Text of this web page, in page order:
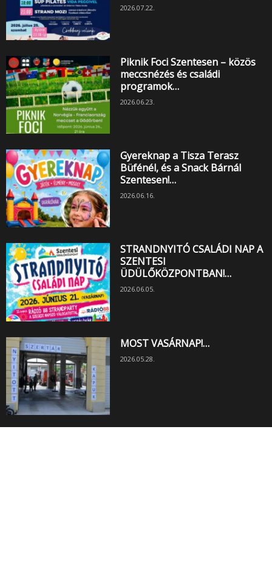
2026.07.22.
Piknik Foci Szentesen – közös
meccsnézés és családi
programok…
2026.06.23.
Gyereknap a Tisza Terasz
Büfénél, és a Snack Bárnál
Szentesen!…
2026.06.16.
STRANDNYITÓ CSALÁDI NAP A
SZENTESI
ÜDÜLŐKÖZPONTBAN!…
2026.06.05.
MOST VASÁRNAP!…
2026.05.28.